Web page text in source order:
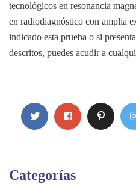
tecnológicos en resonancia
en radiodiagnóstico con amplia
indicado esta prueba o si
descritos, puedes acudir a
Categorías